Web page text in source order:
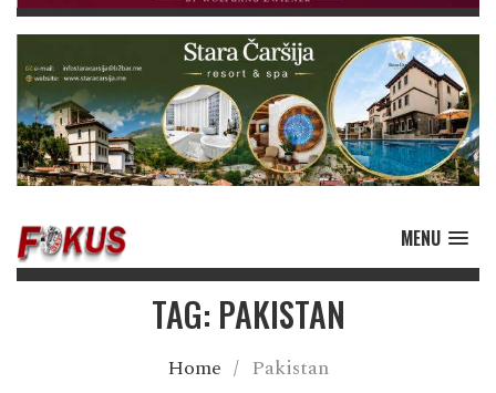
MENU
TAG: PAKISTAN
Home / Pakistan